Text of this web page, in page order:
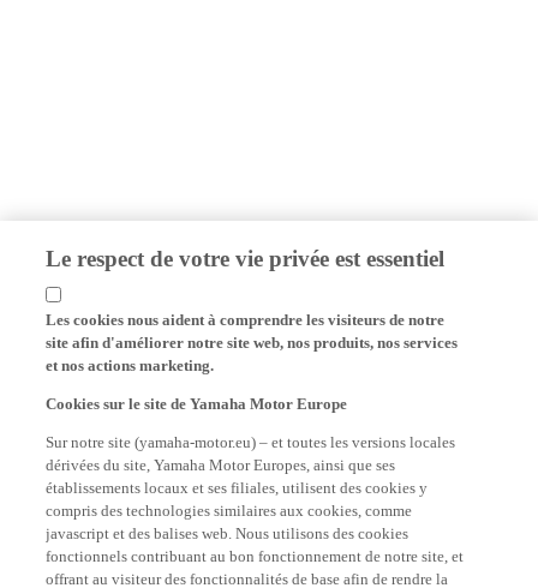
Les cookies nous aident à comprendre les visiteurs de notre
site afin d'améliorer notre site web, nos produits, nos services
et nos actions marketing.
Cookies sur le site de Yamaha Motor Europe
Sur notre site (yamaha-motor.eu) – et toutes les versions locales
dérivées du site, Yamaha Motor Europes, ainsi que ses
établissements locaux et ses filiales, utilisent des cookies y
compris des technologies similaires aux cookies, comme
javascript et des balises web. Nous utilisons des cookies
fonctionnels contribuant au bon fonctionnement de notre site, et
offrant au visiteur des fonctionnalités de base afin de rendre la
visite plus agréable (mémorisation des logins, le choix des
langues). Nous utilisons également des cookies analytiques